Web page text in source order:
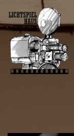
Zum
Inhalt
springen